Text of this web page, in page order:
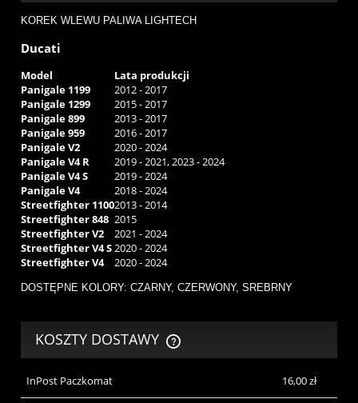
KOREK WLEWU PALIWA LIGHTECH
Ducati
Model
Lata produkcji
Panigale 1199
2012 - 2017
Panigale 1299
2015 - 2017
Panigale 899
2013 - 2017
Panigale 959
2016 - 2017
Panigale V2
2020 - 2024
Panigale V4 R
2019 - 2021, 2023 - 2024
Panigale V4 S
2019 - 2024
Panigale V4
2018 - 2024
Streetfighter 11002013 - 2014
Streetfighter 848 2015
Streetfighter V2
2021 - 2024
Streetfighter V4 S2020 - 2024
Streetfighter V4
2020 - 2024
DOSTĘPNE KOLORY: CZARNY, CZERWONY, SREBRNY
KOSZTY DOSTAWY
CENA NIE ZAWIERA EWENTUALNYCH KOSZTÓW PŁATNOŚCI
InPost Paczkomat 16,00 zł